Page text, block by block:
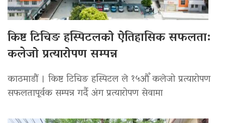
किष्ट टिचिङ हस्पिटलको ऐतिहासिक सफलता:
कलेजो प्रत्यारोपण सम्पन्न
काठमाडौं । किष्ट टिचिङ हस्पिटल ले १५औँ कलेजो प्रत्यारोपण
सफलतापूर्वक सम्पन्न गर्दै अंग प्रत्यारोपण सेवामा